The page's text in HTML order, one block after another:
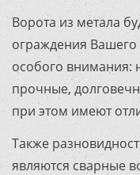
Ворота из метала
ограждения Вашего
особого внимания:
прочные,
при этом имеют
Также
являются сварные